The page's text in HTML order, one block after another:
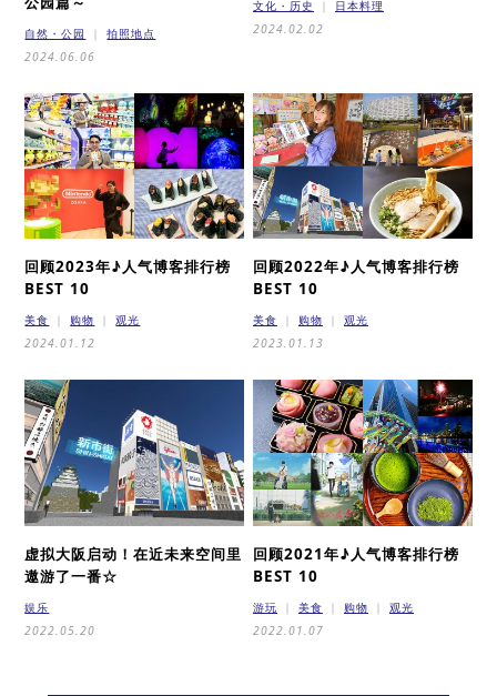
自然・公园
拍照地点
2024.06.06
文化・历史
日本料理
2024.02.02
回顾2023年♪人气博客排行榜
BEST 10
美食 购物
观光
2024.01.12
回顾2022年♪人气博客排行榜
BEST 10
美食 购物
观光
2023.01.13
虚拟大阪启动！在近未来空间里
遨游了一番☆
娱乐
2022.05.20
回顾2021年♪人气博客排行榜
BEST 10
游玩 美食 购物
观光
2022.01.07